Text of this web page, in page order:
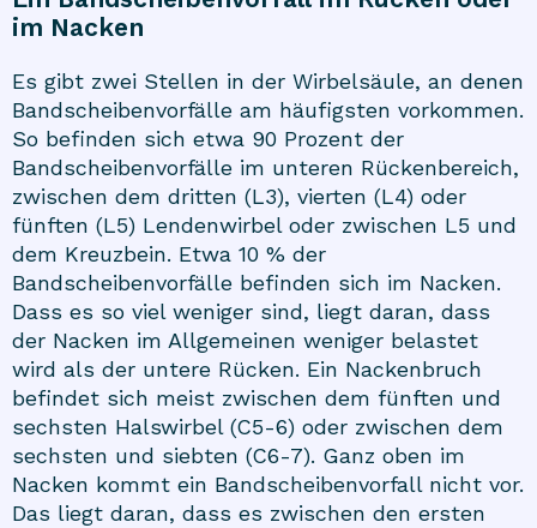
im Nacken
Es gibt zwei Stellen in der Wirbelsäule, an denen
Bandscheibenvorfälle am häufigsten vorkommen.
So befinden sich etwa 90 Prozent der
Bandscheibenvorfälle im unteren Rückenbereich,
zwischen dem dritten (L3), vierten (L4) oder
fünften (L5) Lendenwirbel oder zwischen L5 und
dem Kreuzbein. Etwa 10 % der
Bandscheibenvorfälle befinden sich im Nacken.
Dass es so viel weniger sind, liegt daran, dass
der Nacken im Allgemeinen weniger belastet
wird als der untere Rücken. Ein Nackenbruch
befindet sich meist zwischen dem fünften und
sechsten Halswirbel (C5-6) oder zwischen dem
sechsten und siebten (C6-7). Ganz oben im
Nacken kommt ein Bandscheibenvorfall nicht vor.
Das liegt daran, dass es zwischen den ersten